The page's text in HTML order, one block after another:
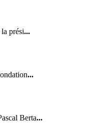
prési...
...
Berta...